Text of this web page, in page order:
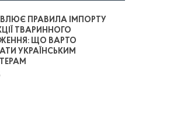
ПРАВИЛА ІМПОРТУ
ТВАРИННОГО
ЩО ВАРТО
УКРАЇНСЬКИМ